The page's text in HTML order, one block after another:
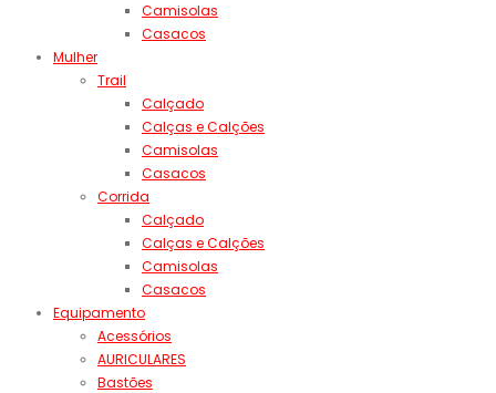
Camisolas
Casacos
Mulher
Trail
Calçado
Calças e Calções
Camisolas
Casacos
Corrida
Calçado
Calças e Calções
Camisolas
Casacos
Equipamento
Acessórios
AURICULARES
Bastões